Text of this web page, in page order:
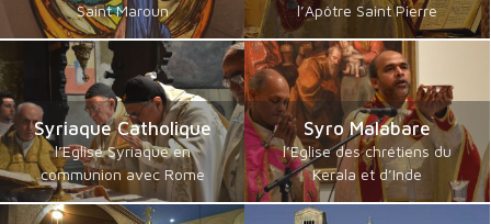
Saint Maroun
l’Apôtre Saint Pierre
Syriaque Catholique
l’Eglise Syriaque en
communion avec Rome
Syro Malabare
l’Eglise des chrétiens du
Kerala et d’Inde